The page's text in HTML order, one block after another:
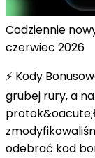
Codziennie
czerwiec 2026
⚡ Kody
grubej rury, a
odebrać kod